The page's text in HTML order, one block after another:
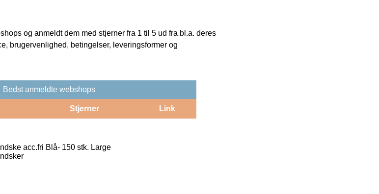
og anmeldt dem med stjerner fra 1 til 5 ud fra bl.a. deres
brugervenlighed, betingelser, leveringsformer og
Bedst anmeldte webshops
Stjerner Link
acc.fri Blå- 150 stk. Large